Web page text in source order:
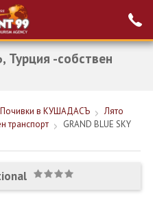
Проверка на
резервация
-собствен
Почивки в КУШАДАСЪ
Лято
транспорт
GRAND BLUE SKY